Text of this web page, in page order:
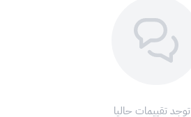
توجد تقييمات حاليا